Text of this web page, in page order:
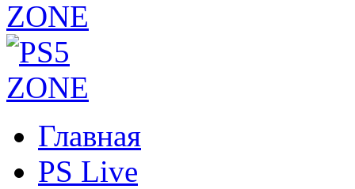
Главная
PS Live